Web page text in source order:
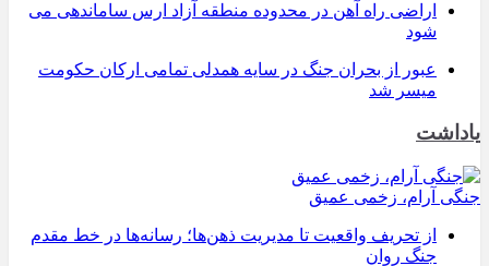
اراضی راه آهن در محدوده منطقه آزاد ارس ساماندهی می
شود
عبور از بحران جنگ در سایه همدلی تمامی ارکان حکومت
میسر شد
یاداشت
جنگی آرام، زخمی عمیق
از تحریف واقعیت تا مدیریت ذهن‌ها؛ رسانه‌ها در خط مقدم
جنگ روان